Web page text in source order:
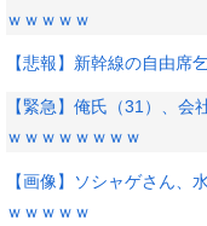
ｗｗｗｗｗ
【悲報】新幹線の自由席
【緊急】俺氏（31）、
ｗｗｗｗｗｗｗｗ
【画像】ソシャゲさん、
ｗｗｗｗｗ